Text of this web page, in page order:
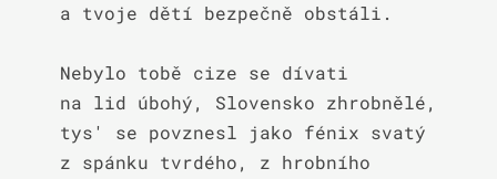
a tvoje dětí bezpečně obstáli.
Nebylo tobě cize se dívati
na lid úbohý, Slovensko zhrobnělé,
tys' se povznesl jako fénix svatý
z spánku tvrdého, z hrobního